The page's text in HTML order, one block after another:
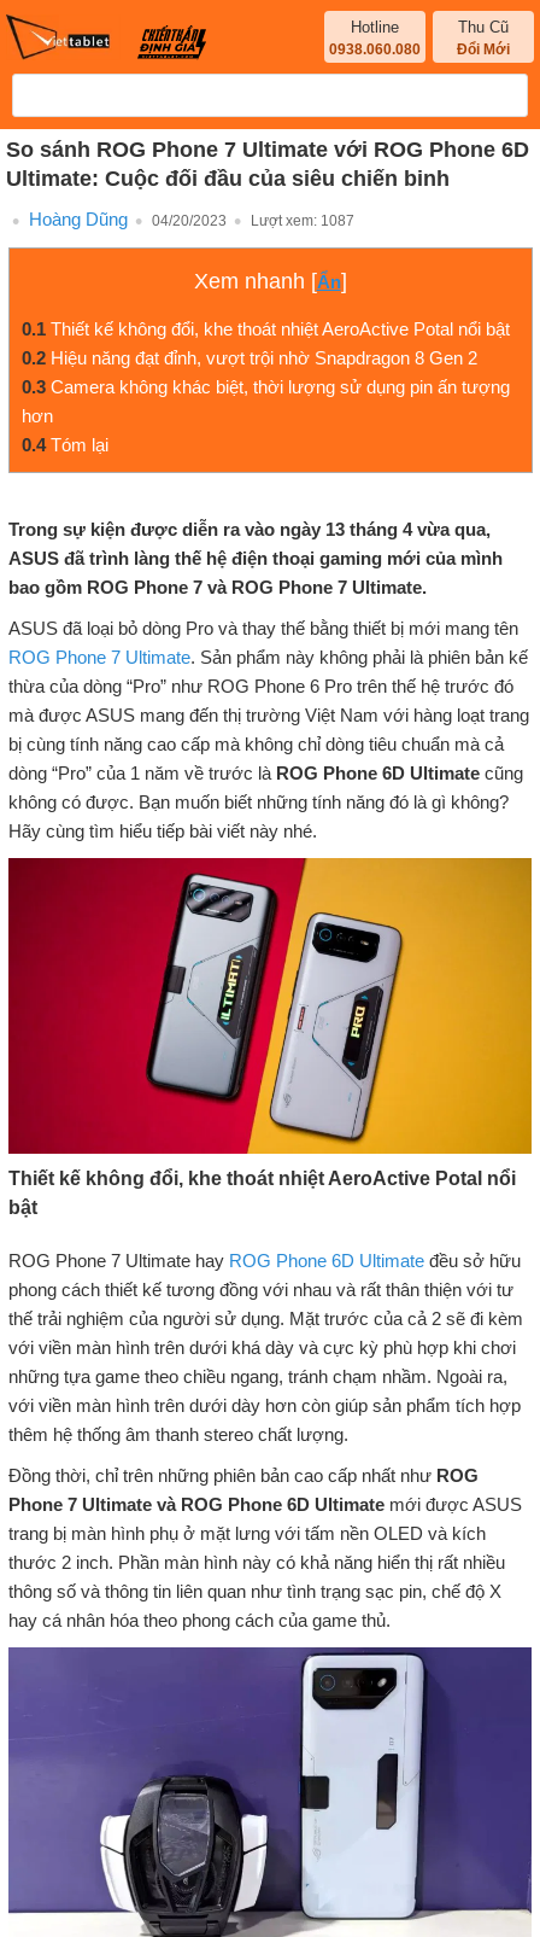
Hotline
0938.060.080
Thu Cũ
Đổi Mới
So sánh ROG Phone 7 Ultimate với ROG Phone 6D
Ultimate: Cuộc đối đầu của siêu chiến binh
Hoàng Dũng 04/20/2023 Lượt xem: 1087
Xem nhanh [Ẩn]
0.1 Thiết kế không đổi, khe thoát nhiệt AeroActive Potal nổi bật
0.2 Hiệu năng đạt đỉnh, vượt trội nhờ Snapdragon 8 Gen 2
0.3 Camera không khác biệt, thời lượng sử dụng pin ấn tượng
hơn
0.4 Tóm lại
Trong sự kiện được diễn ra vào ngày 13 tháng 4 vừa qua,
ASUS đã trình làng thế hệ điện thoại gaming mới của mình
bao gồm ROG Phone 7 và ROG Phone 7 Ultimate.
ASUS đã loại bỏ dòng Pro và thay thế bằng thiết bị mới mang tên
ROG Phone 7 Ultimate. Sản phẩm này không phải là phiên bản kế
thừa của dòng “Pro” như ROG Phone 6 Pro trên thế hệ trước đó
mà được ASUS mang đến thị trường Việt Nam với hàng loạt trang
bị cùng tính năng cao cấp mà không chỉ dòng tiêu chuẩn mà cả
dòng “Pro” của 1 năm về trước là ROG Phone 6D Ultimatecũng
không có được. Bạn muốn biết những tính năng đó là gì không?
Hãy cùng tìm hiểu tiếp bài viết này nhé.
Thiết kế không đổi, khe thoát nhiệt AeroActive Potal nổi
bật
ROG Phone 7 Ultimate hay ROG Phone 6D Ultimateđều sở hữu
phong cách thiết kế tương đồng với nhau và rất thân thiện với tư
thế trải nghiệm của người sử dụng. Mặt trước của cả 2 sẽ đi kèm
với viền màn hình trên dưới khá dày và cực kỳ phù hợp khi chơi
những tựa game theo chiều ngang, tránh chạm nhầm. Ngoài ra,
với viền màn hình trên dưới dày hơn còn giúp sản phẩm tích hợp
thêm hệ thống âm thanh stereo chất lượng.
Đồng thời, chỉ trên những phiên bản cao cấp nhất như ROG
Phone 7 Ultimate và ROG Phone 6D Ultimatemới được ASUS
trang bị màn hình phụ ở mặt lưng với tấm nền OLED và kích
thước 2 inch. Phần màn hình này có khả năng hiển thị rất nhiều
thông số và thông tin liên quan như tình trạng sạc pin, chế độ X
hay cá nhân hóa theo phong cách của game thủ.